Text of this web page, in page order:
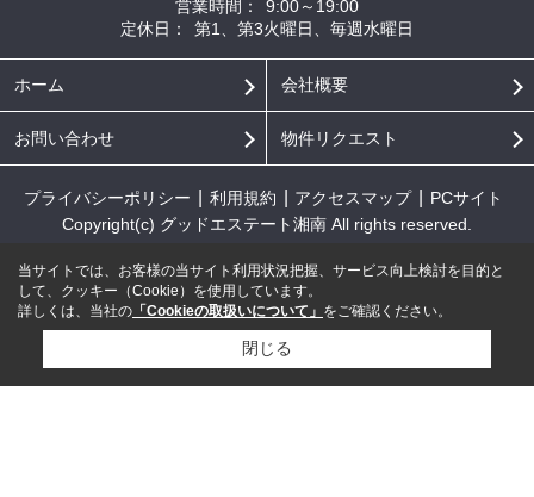
営業時間：
9:00～19:00
定休日：
第1、第3火曜日、毎週水曜日
ホーム 会社概要
お問い合わせ 物件リクエスト
プライバシーポリシー 利用規約 アクセスマップ
PCサイト
Copyright(c) グッドエステート湘南 All rights reserved.
当サイトでは、お客様の当サイト利用状況把握、サービス向上検討を目的と
して、クッキー（Cookie）を使用しています。
詳しくは、当社の 「Cookieの取扱いについて」 をご確認ください。
閉じる